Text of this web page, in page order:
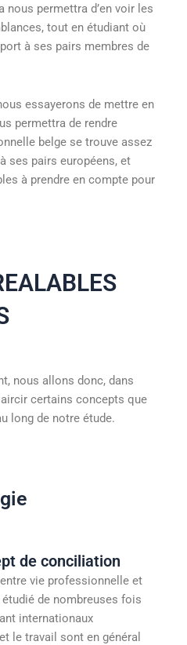
nous permettra d’en voir les
tout en étudiant où
à ses pairs membres de
essayerons de mettre en
permettra de rendre
belge se trouve assez
ses pairs européens, et
à prendre en compte pour
nous allons donc, dans
certains concepts que
long de notre étude.
de conciliation
vie professionnelle et
de nombreuses fois
internationaux
le travail sont en général